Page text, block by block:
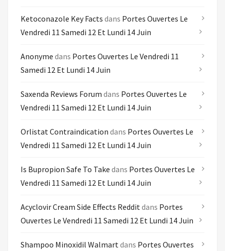
Ketoconazole Key Facts dans Portes Ouvertes Le
Vendredi 11 Samedi 12 Et Lundi 14 Juin
Anonyme dans Portes Ouvertes Le Vendredi 11
Samedi 12 Et Lundi 14 Juin
Saxenda Reviews Forum dans Portes Ouvertes Le
Vendredi 11 Samedi 12 Et Lundi 14 Juin
Orlistat Contraindication dans Portes Ouvertes Le
Vendredi 11 Samedi 12 Et Lundi 14 Juin
Is Bupropion Safe To Take dans Portes Ouvertes Le
Vendredi 11 Samedi 12 Et Lundi 14 Juin
Acyclovir Cream Side Effects Redditdans Portes
Ouvertes Le Vendredi 11 Samedi 12 Et Lundi 14 Juin
Shampoo Minoxidil Walmartdans Portes Ouvertes